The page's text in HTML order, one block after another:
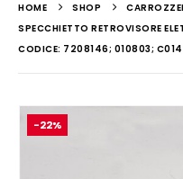
HOME SHOP
SPECCHIETTO RETROVISORE
CODICE: 7208146; 010803;
-22%